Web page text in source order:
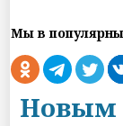
Мы в
Новым